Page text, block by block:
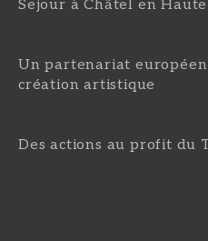
Sejour à Châtel en
Un partenariat
création artistique
Des actions au profit du